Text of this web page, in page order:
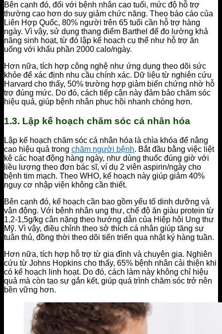
Bên cạnh đó, đối với bệnh nhân cao tuổi, mức độ hỗ trợ
thường cao hơn do suy giảm chức năng. Theo báo cáo của
Liên Hợp Quốc, 80% người trên 65 tuổi cần hỗ trợ hàng
ngày. Vì vậy, sử dụng thang điểm Barthel để đo lường khả
năng sinh hoạt, từ đó lập kế hoạch cụ thể như hỗ trợ ăn
uống với khẩu phần 2000 calo/ngày.
Hơn nữa, tích hợp công nghệ như ứng dụng theo dõi sức
khỏe để xác định nhu cầu chính xác. Dữ liệu từ nghiên cứu
Harvard cho thấy, 50% trường hợp giảm biến chứng nhờ hỗ
trợ đúng mức. Do đó, cách tiếp cận này đảm bảo chăm sóc
hiệu quả, giúp bệnh nhân phục hồi nhanh chóng hơn.
1.3. Lập kế hoạch chăm sóc cá nhân hóa
Lập kế hoạch chăm sóc cá nhân hóa là chìa khóa để nâng
cao hiệu quả trong chăm người bệnh. Bắt đầu bằng việc liệt
kê các hoạt động hàng ngày, như dùng thuốc đúng giờ với
liều lượng theo đơn bác sĩ, ví dụ 2 viên aspirin/ngày cho
bệnh tim mạch. Theo WHO, kế hoạch này giúp giảm 40%
nguy cơ nhập viện không cần thiết.
Bên cạnh đó, kế hoạch cần bao gồm yếu tố dinh dưỡng và
vận động. Với bệnh nhân ung thư, chế độ ăn giàu protein từ
1,2-1,5g/kg cân nặng theo hướng dẫn của Hiệp hội Ung thư
Mỹ. Vì vậy, điều chỉnh theo sở thích cá nhân giúp tăng sự
tuân thủ, đồng thời theo dõi tiến triển qua nhật ký hàng tuần.
Hơn nữa, tích hợp hỗ trợ từ gia đình và chuyên gia. Nghiên
cứu từ Johns Hopkins cho thấy, 65% bệnh nhân cải thiện khi
có kế hoạch linh hoạt. Do đó, cách làm này không chỉ hiệu
quả mà còn tạo sự gắn kết, giúp quá trình chăm sóc trở nên
bền vững hơn.